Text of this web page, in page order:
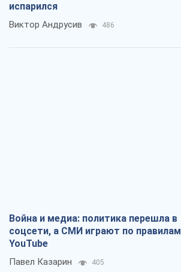
испарился
Виктор Андрусив 486
Война и медиа: политика перешла в
соцсети, а СМИ играют по правилам
YouTube
Павел Казарин 405